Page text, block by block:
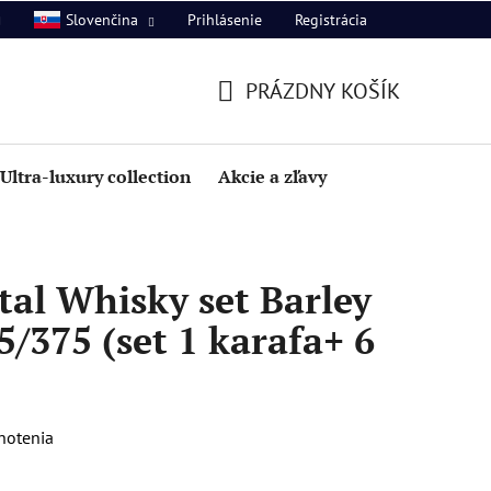
Slovenčina Prihlásenie Registrácia
KOŠÍK
PRÁZDNY KOŠÍK
Ultra-luxury collection Akcie a zľavy
Whisky set Barley
375 (set 1 karafa+ 6